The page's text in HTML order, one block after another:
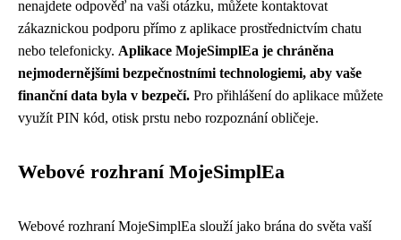
nenajdete odpověď na vaši otázku, můžete kontaktovat
zákaznickou podporu přímo z aplikace prostřednictvím chatu
nebo telefonicky. Aplikace MojeSimplEa je chráněna
nejmodernějšími bezpečnostními technologiemi, aby vaše
finanční data byla v bezpečí. Pro přihlášení do aplikace můžete
využít PIN kód, otisk prstu nebo rozpoznání obličeje.
Webové rozhraní MojeSimplEa
Webové rozhraní MojeSimplEa slouží jako brána do světa vaší